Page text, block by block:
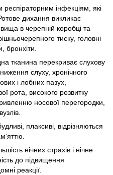
інфекціям, які
дихання викликає
в черепній коробці та
тиску, головні
бронхіти.
тканина перекриває слухову
слуху, хронічного
і лобних пазух,
рота, високого розвитку
носової перегородки,
плаксиві, відрізняються
нічних страхів і нічне
до підвищення
реакції.